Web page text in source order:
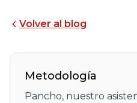
Volver al blog
Metodología
Pancho, nuestro